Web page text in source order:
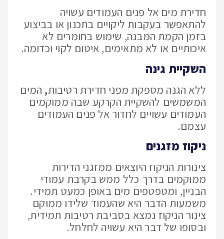
חדירת מים אל פנים העמודים עשויה
להתאפשר בעקבות ליקויים בתכנון או בביצוע
בזמן הקמת המבנה, שימוש בחומרים לא
איכותיים או לא מתאימים, איטום לקוי וכדומה.
השקיית גינה
ללא הגנה מספקת מפני חדירת רטיבות, המים
המשמשים להשקיית הקרקע שבה ממוקמים
העמודים עשויים לחדור אל פנים העמודים
עצמם.
ניקוז מזגנים
צינורות הניקוז היוצאים ממזגני הדירות
ממוקמים בדרך כלל ממש בקרבת עמודי
הבניין, ומטפטפים מים באופן כמעט תמידי.
משמעות הדבר היא שהעמוד שלידו ממוקם
צינור הניקוז נמצא בסביבת רטיבות תמידית,
ובסופו של דבר היא עשויה לחלחל.